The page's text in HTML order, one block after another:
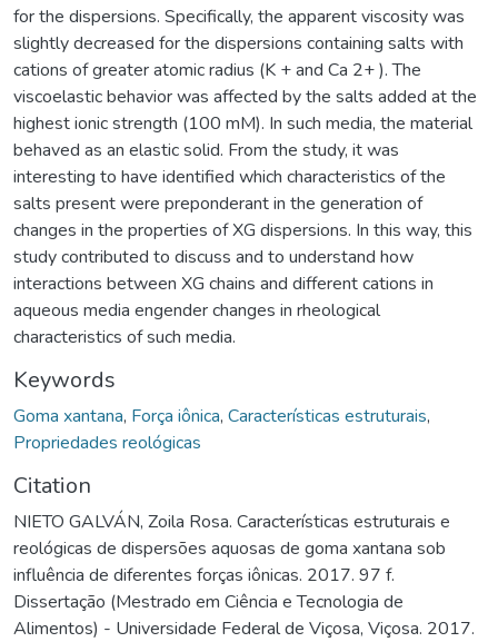
for the dispersions. Specifically, the apparent viscosity was
slightly decreased for the dispersions containing salts with
cations of greater atomic radius (K + and Ca 2+ ). The
viscoelastic behavior was affected by the salts added at the
highest ionic strength (100 mM). In such media, the material
behaved as an elastic solid. From the study, it was
interesting to have identified which characteristics of the
salts present were preponderant in the generation of
changes in the properties of XG dispersions. In this way, this
study contributed to discuss and to understand how
interactions between XG chains and different cations in
aqueous media engender changes in rheological
characteristics of such media.
Keywords
Goma xantana, Força iônica, Características estruturais,
Propriedades reológicas
Citation
NIETO GALVÁN, Zoila Rosa. Características estruturais e
reológicas de dispersões aquosas de goma xantana sob
influência de diferentes forças iônicas. 2017. 97 f.
Dissertação (Mestrado em Ciência e Tecnologia de
Alimentos) - Universidade Federal de Viçosa, Viçosa. 2017.